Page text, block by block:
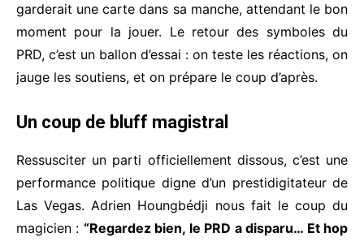
garderait une carte dans sa manche, attendant le bon
moment pour la jouer. Le retour des symboles du
PRD, c’est un ballon d’essai : on teste les réactions, on
jauge les soutiens, et on prépare le coup d’après.
Un coup de bluff magistral
Ressusciter un parti officiellement dissous, c’est une
performance politique digne d’un prestidigitateur de
Las Vegas. Adrien Houngbédji nous fait le coup du
magicien : “Regardez bien, le PRD a disparu… Et hop